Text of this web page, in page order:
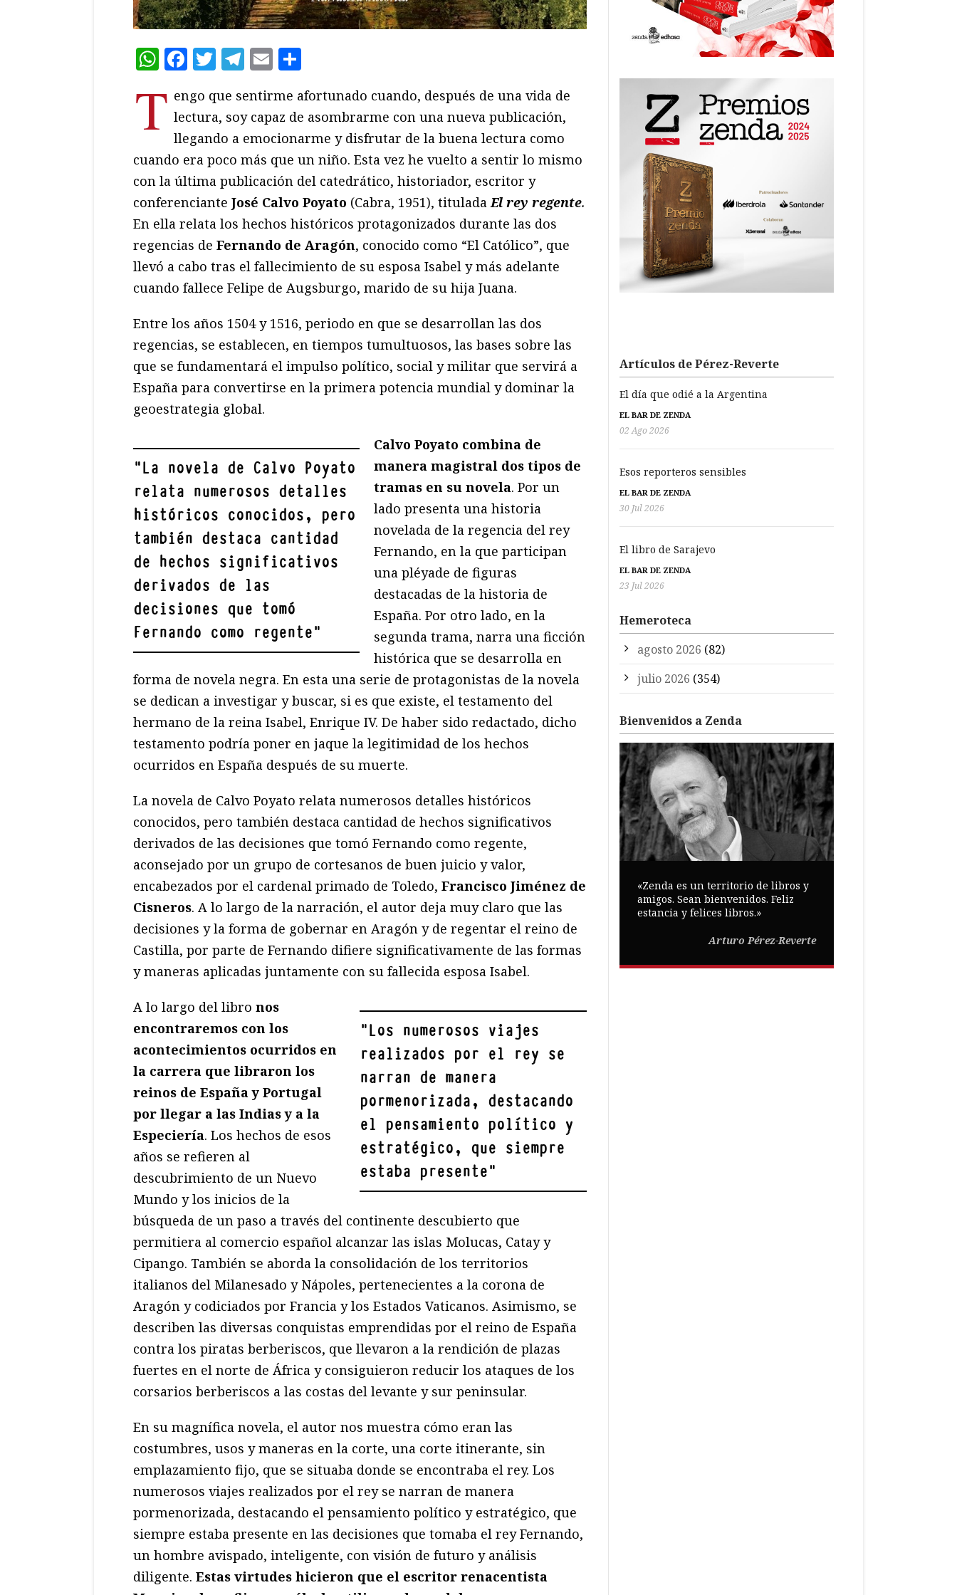
WhatsApp
Facebook
Twitter
Telegram
Email
T engo que sentirme afortunado cuando, después de una vida de
lectura, soy capaz de asombrarme con una nueva publicación,
llegando a emocionarme y disfrutar de la buena lectura como
cuando era poco más que un niño. Esta vez he vuelto a sentir lo mismo
con la última publicación del catedrático, historiador, escritor y
conferenciante José Calvo Poyato (Cabra, 1951), tituladaEl rey regente.
En ella relata los hechos históricos protagonizados durante las dos
regencias de Fernando de Aragón, conocido como “El Católico”, que
llevó a cabo tras el fallecimiento de su esposa Isabel y más adelante
cuando fallece Felipe de Augsburgo, marido de su hija Juana.
Entre los años 1504 y 1516, periodo en que se desarrollan las dos
regencias, se establecen, en tiempos tumultuosos, las bases sobre las
que se fundamentará el impulso político, social y militar que servirá a
España para convertirse en la primera potencia mundial y dominar la
geoestrategia global.
"La novela de Calvo Poyato
relata numerosos detalles
históricos conocidos, pero
también destaca cantidad
de hechos significativos
derivados de las
decisiones que tomó
Fernando como regente"
Calvo Poyato combina de
manera magistral dos tipos de
tramas en su novela. Por un
lado presenta una historia
novelada de la regencia del rey
Fernando, en la que participan
una pléyade de figuras
destacadas de la historia de
España. Por otro lado, en la
segunda trama, narra una ficción
histórica que se desarrolla en
forma de novela negra. En esta una serie de protagonistas de la novela
se dedican a investigar y buscar, si es que existe, el testamento del
hermano de la reina Isabel, Enrique IV. De haber sido redactado, dicho
testamento podría poner en jaque la legitimidad de los hechos
ocurridos en España después de su muerte.
La novela de Calvo Poyato relata numerosos detalles históricos
conocidos, pero también destaca cantidad de hechos significativos
derivados de las decisiones que tomó Fernando como regente,
aconsejado por un grupo de cortesanos de buen juicio y valor,
encabezados por el cardenal primado de Toledo, Francisco Jiménez de
Cisneros. A lo largo de la narración, el autor deja muy claro que las
decisiones y la forma de gobernar en Aragón y de regentar el reino de
Castilla, por parte de Fernando difiere significativamente de las formas
y maneras aplicadas juntamente con su fallecida esposa Isabel.
"Los numerosos viajes
realizados por el rey se
narran de manera
pormenorizada, destacando
el pensamiento político y
estratégico, que siempre
estaba presente"
A lo largo del libro nos
encontraremos con los
acontecimientos ocurridos en
la carrera que libraron los
reinos de España y Portugal
por llegar a las Indias y a la
Especiería. Los hechos de esos
años se refieren al
descubrimiento de un Nuevo
Mundo y los inicios de la
búsqueda de un paso a través del continente descubierto que
permitiera al comercio español alcanzar las islas Molucas, Catay y
Cipango. También se aborda la consolidación de los territorios
italianos del Milanesado y Nápoles, pertenecientes a la corona de
Aragón y codiciados por Francia y los Estados Vaticanos. Asimismo, se
describen las diversas conquistas emprendidas por el reino de España
contra los piratas berberiscos, que llevaron a la rendición de plazas
fuertes en el norte de África y consiguieron reducir los ataques de los
corsarios berberiscos a las costas del levante y sur peninsular.
En su magnífica novela, el autor nos muestra cómo eran las
costumbres, usos y maneras en la corte, una corte itinerante, sin
emplazamiento fijo, que se situaba donde se encontraba el rey. Los
numerosos viajes realizados por el rey se narran de manera
pormenorizada, destacando el pensamiento político y estratégico, que
siempre estaba presente en las decisiones que tomaba el rey Fernando,
un hombre avispado, inteligente, con visión de futuro y análisis
diligente. Estas virtudes hicieron que el escritor renacentista
Artículos de Pérez-Reverte
El día que odié a la Argentina
EL BAR DE ZENDA
02 Ago 2026
Esos reporteros sensibles
EL BAR DE ZENDA
30 Jul 2026
El libro de Sarajevo
EL BAR DE ZENDA
23 Jul 2026
Hemeroteca
agosto 2026 (82)
julio 2026 (354)
Bienvenidos a Zenda
«Zenda es un territorio de libros y
amigos. Sean bienvenidos. Feliz
estancia y felices libros.»
Arturo Pérez-Reverte